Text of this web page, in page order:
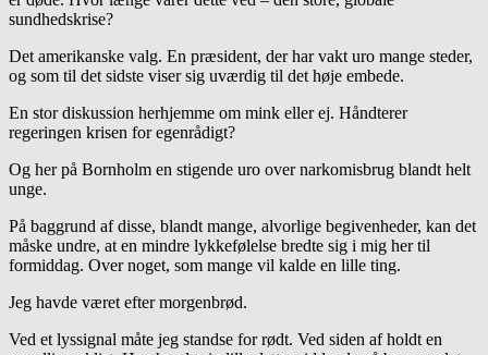
sundhedskrise?
Det amerikanske valg. En præsident, der har vakt uro mange steder,
og som til det sidste viser sig uværdig til det høje embede.
En stor diskussion herhjemme om mink eller ej. Håndterer
regeringen krisen for egenrådigt?
Og her på Bornholm en stigende uro over narkomisbrug blandt helt
unge.
På baggrund af disse, blandt mange, alvorlige begivenheder, kan det
måske undre, at en mindre lykkefølelse bredte sig i mig her til
formiddag. Over noget, som mange vil kalde en lille ting.
Jeg havde været efter morgenbrød.
Ved et lyssignal måte jeg standse for rødt. Ved siden af holdt en